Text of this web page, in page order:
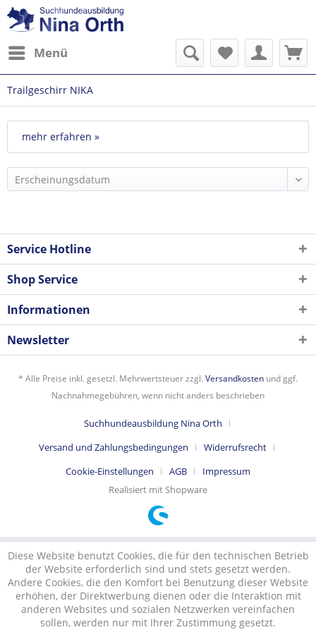
Menü
Trailgeschirr NIKA
mehr erfahren »
Service Hotline
Shop Service
Informationen
Newsletter
* Alle Preise inkl. gesetzl. Mehrwertsteuer zzgl. Versandkosten und ggf.
Nachnahmegebühren, wenn nicht anders beschrieben
Suchhundeausbildung Nina Orth
Versand und Zahlungsbedingungen
Widerrufsrecht
Cookie-Einstellungen
AGB
Impressum
Realisiert mit Shopware
Diese Website benutzt Cookies, die für den technischen Betrieb
der Website erforderlich sind und stets gesetzt werden.
Andere Cookies, die den Komfort bei Benutzung dieser Website
erhöhen, der Direktwerbung dienen oder die Interaktion mit
anderen Websites und sozialen Netzwerken vereinfachen
sollen, werden nur mit Ihrer Zustimmung gesetzt.